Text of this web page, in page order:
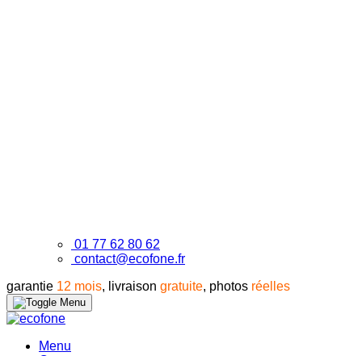
01 77 62 80 62
contact@ecofone.fr
garantie 12 mois, livraison gratuite, photos réelles
Menu